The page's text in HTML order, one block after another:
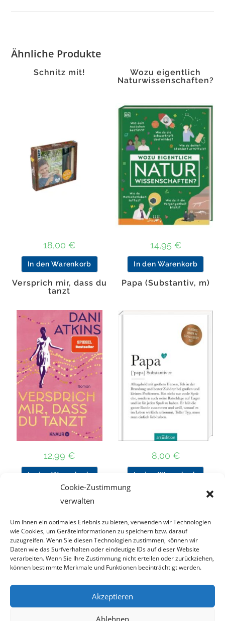
Cookie-Zustimmung
verwalten
Um Ihnen ein optimales Erlebnis zu bieten, verwenden wir Technologien
wie Cookies, um Geräteinformationen zu speichern bzw. darauf
zuzugreifen. Wenn Sie diesen Technologien zustimmen, können wir
Daten wie das Surfverhalten oder eindeutige IDs auf dieser Website
verarbeiten. Wenn Sie Ihre Zustimmung nicht erteilen oder zurückziehen,
können bestimmte Merkmale und Funktionen beeinträchtigt werden.
Akzeptieren
Ablehnen
Ähnliche Produkte
Schnitz mit!
18,00 €
In den Warenkorb
Wozu eigentlich
Naturwissenschaften?
14,95 €
In den Warenkorb
Versprich mir, dass du
tanzt
12,99 €
In den Warenkorb
Papa (Substantiv, m)
8,00 €
In den Warenkorb
Nach Preis filtern
Kategorie
auswählen
Datenschutz Haftungsausschluss